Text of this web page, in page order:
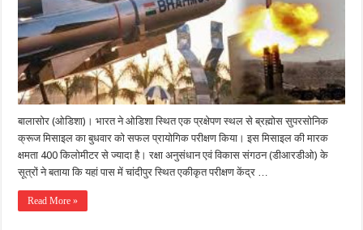
बालासोर (ओडिशा)। भारत ने ओडिशा स्थित एक प्रक्षेपण स्थल से ब्रह्मोस सुपरसोनिक
क्रूज मिसाइल का बुधवार को सफल प्रायोगिक परीक्षण किया। इस मिसाइल की मारक
क्षमता 400 किलोमीटर से ज्यादा है। रक्षा अनुसंधान एवं विकास संगठन (डीआरडीओ) के
सूत्रों ने बताया कि यहां पास में चांदीपुर स्थित एकीकृत परीक्षण केंद्र …
Read More »